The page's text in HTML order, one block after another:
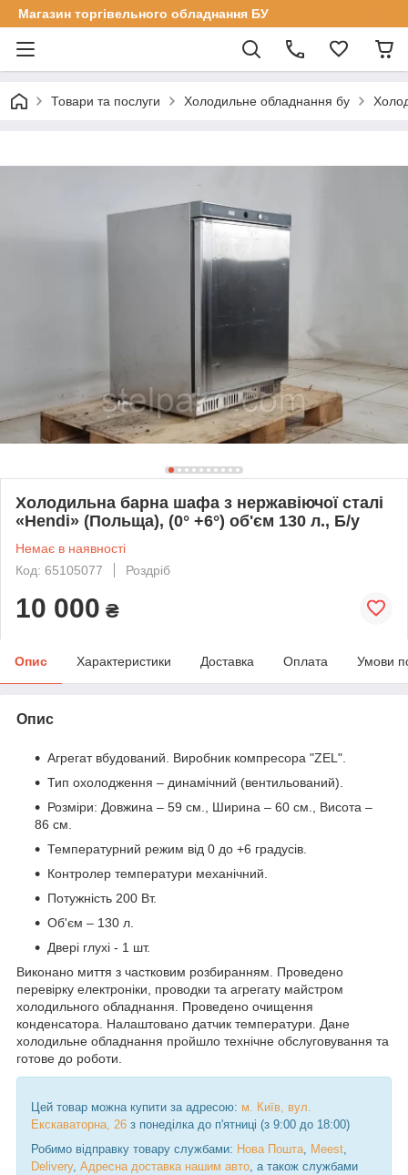
Магазин торгівельного обладнання БУ
Товари та послуги Холодильне обладнання бу
Холодильна барна шафа з нержавіючої сталі
«Hendi» (Польща), (0° +6°) об'єм 130 л., Б/у
Немає в наявності
Код: 65105077
Роздріб
10 000 ₴
Опис Характеристики Доставка Оплата Умови
Опис
Агрегат вбудований. Виробник компресора "ZEL".
Тип охолодження – динамічний (вентильований).
Розміри: Довжина – 59 см., Ширина – 60 см., Висота –
86 см.
Температурний режим від 0 до +6 градусів.
Контролер температури механічний.
Потужність 200 Вт.
Об'єм – 130 л.
Двері глухі - 1 шт.
Виконано миття з частковим розбиранням. Проведено
перевірку електроніки, проводки та агрегату майстром
холодильного обладнання. Проведено очищення
конденсатора. Налаштовано датчик температури. Дане
холодильне обладнання пройшло технічне обслуговування та
готове до роботи.
Цей товар можна купити за адресою: м. Київ, вул.
Екскаваторна, 26 з понеділка до п'ятниці (з 9:00 до 18:00)
Робимо відправку товару службами: Нова Пошта Meest
Delivery, Адресна доставка нашим авто , а також службами